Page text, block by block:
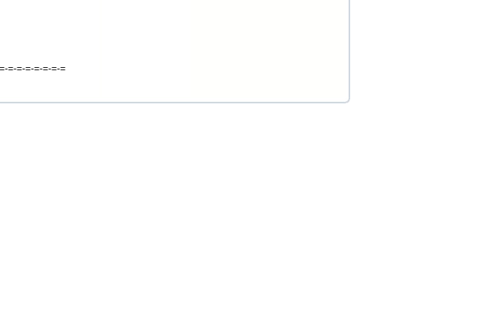
=-=-=-=-=-=-=